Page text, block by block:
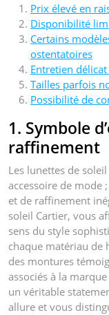
Prix élevé en
Disponibilité
Certains
ostentatoires
Entretien
Tailles parfois
Possibilité de
1. Symbole
raffinement
Les lunettes de
accessoire de mode
et de raffinement
soleil Cartier, vous
sens du style
chaque matériau de
des montures
associés à la
un véritable
allure et vous